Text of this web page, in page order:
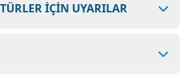
İÇİN UYARILAR